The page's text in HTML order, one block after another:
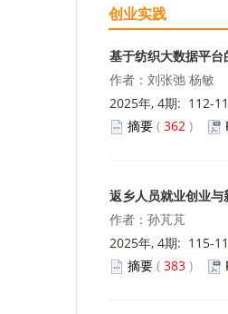
创业实践
基于纺织大数据平
作者：刘张弛 杨敏
2025年, 4期: 112-
摘要 ( 362 )
返乡人员就业创业
作者：孙芃芃
2025年, 4期: 115-
摘要 ( 383 )